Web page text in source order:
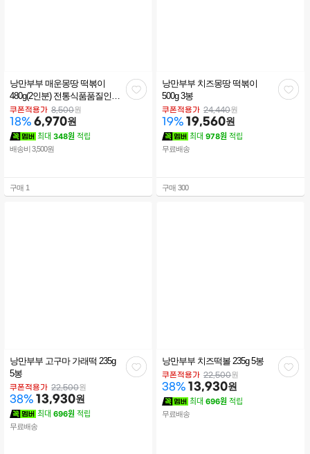
낭만부부 매운몽땅 떡볶이
480g(2인분) 전통식품품질인증
을 받은 가래떡 부산어묵 스테
비아 매콤소스 구성
쿠폰적용가 8,500원
18% 6,970원
최대 348원 적립
배송비 3,500원
구매 1
관
낭만부부 치즈몽땅 떡볶이
500g 3봉
쿠폰적용가 24,440원
19% 19,560원
최대 978원 적립
무료배송
구매 300
관
낭만부부 고구마 가래떡 235g
5봉
쿠폰적용가 22,500원
38% 13,930원
최대 696원 적립
무료배송
관
낭만부부 치즈떡볼 235g 5봉
쿠폰적용가 22,500원
38% 13,930원
최대 696원 적립
무료배송
관